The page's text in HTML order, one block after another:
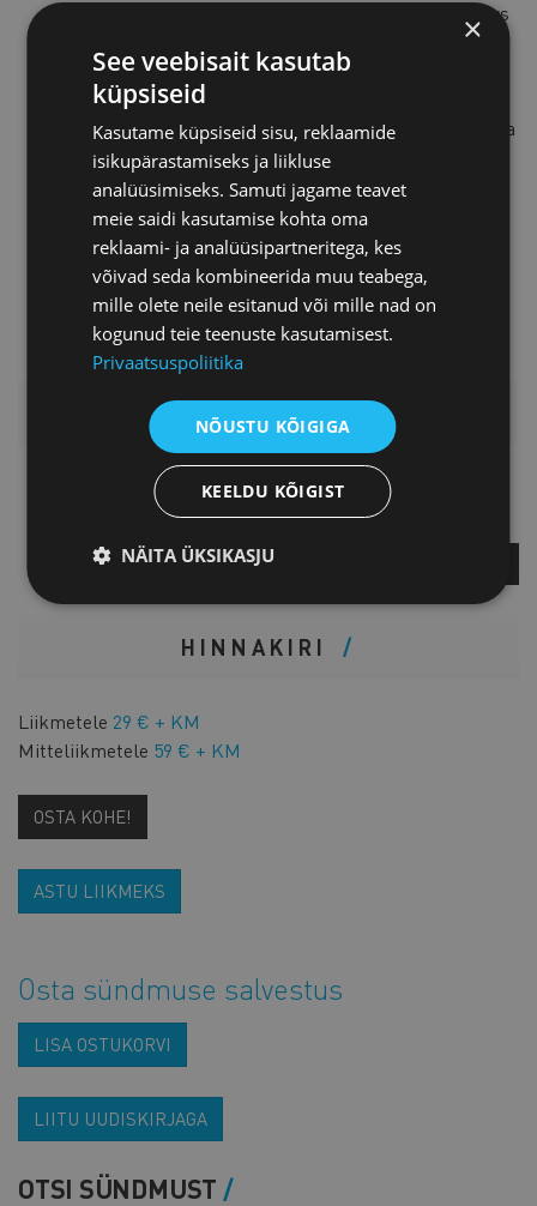
konsultatsiooniagentuuri “Partners
in Comms” kaasasutaja. Eelmisel
aastal pälvis ta Berliinis toimunud
Tippkohtumisel nominatsiooni aasta
3 parima noore kommunikaatori
seas. Koos oma meeskonnaga on
Giedre võitnud Leedus mitu auhinda
ellu viidud
sisekommunikatsioonilahenduste
eest.
LISAINFO
Piret Potisepp
Teenuste direktor
HINNAKIRI
Liikmetele 29 € + KM
Mitteliikmetele 59 € + KM
OSTA KOHE!
ASTU LIIKMEKS
Osta sündmuse salvestus
LISA OSTUKORVI
LIITU UUDISKIRJAGA
OTSI SÜNDMUST
×
See veebisait kasutab
küpsiseid
Kasutame küpsiseid sisu, reklaamide
isikupärastamiseks ja liikluse
analüüsimiseks. Samuti jagame teavet
meie saidi kasutamise kohta oma
reklaami- ja analüüsipartneritega, kes
võivad seda kombineerida muu teabega,
mille olete neile esitanud või mille nad on
kogunud teie teenuste kasutamisest.
Privaatsuspoliitika
NÕUSTU KÕIGIGA
KEELDU KÕIGIST
NÄITA ÜKSIKASJU